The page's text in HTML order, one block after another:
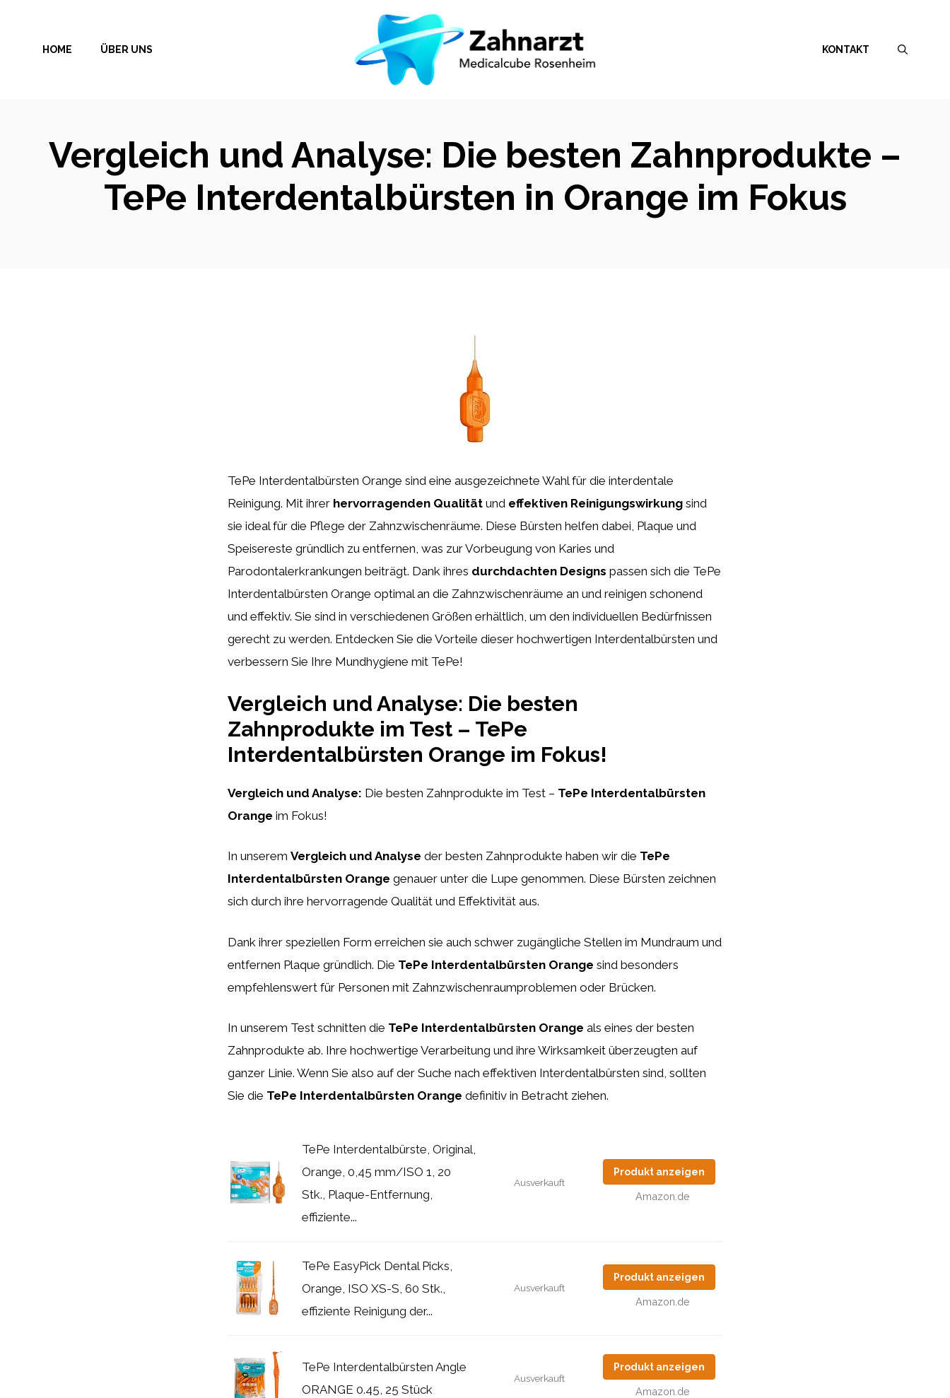
springenHOME ÜBER UNS KONTAKT
Vergleich und Analyse: Die besten Zahnprodukte –
TePe Interdentalbürsten in Orange im Fokus
TePe Interdentalbürsten Orange sind eine ausgezeichnete Wahl für die interdentale
Reinigung. Mit ihrer hervorragenden Qualität und effektiven Reinigungswirkung sind
sie ideal für die Pflege der Zahnzwischenräume. Diese Bürsten helfen dabei, Plaque und
Speisereste gründlich zu entfernen, was zur Vorbeugung von Karies und
Parodontalerkrankungen beiträgt. Dank ihres durchdachten Designs passen sich die TePe
Interdentalbürsten Orange optimal an die Zahnzwischenräume an und reinigen schonend
und effektiv. Sie sind in verschiedenen Größen erhältlich, um den individuellen Bedürfnissen
gerecht zu werden. Entdecken Sie die Vorteile dieser hochwertigen Interdentalbürsten und
verbessern Sie Ihre Mundhygiene mit TePe!
Vergleich und Analyse: Die besten
Zahnprodukte im Test – TePe
Interdentalbürsten Orange im Fokus!
Vergleich und Analyse: Die besten Zahnprodukte im Test – TePe Interdentalbürsten
Orange im Fokus!
In unserem Vergleich und Analyse der besten Zahnprodukte haben wir die TePe
Interdentalbürsten Orange genauer unter die Lupe genommen. Diese Bürsten zeichnen
sich durch ihre hervorragende Qualität und Effektivität aus.
Dank ihrer speziellen Form erreichen sie auch schwer zugängliche Stellen im Mundraum und
entfernen Plaque gründlich. Die TePe Interdentalbürsten Orange sind besonders
empfehlenswert für Personen mit Zahnzwischenraumproblemen oder Brücken.
In unserem Test schnitten die TePe Interdentalbürsten Orange als eines der besten
Zahnprodukte ab. Ihre hochwertige Verarbeitung und ihre Wirksamkeit überzeugten auf
ganzer Linie. Wenn Sie also auf der Suche nach effektiven Interdentalbürsten sind, sollten
Sie die TePe Interdentalbürsten Orange definitiv in Betracht ziehen.
TePe Interdentalbürste, Original,
Orange, 0,45 mm/ISO 1, 20
Stk., Plaque-Entfernung,
effiziente...
Ausverkauft
Produkt anzeigen
Amazon.de
TePe EasyPick Dental Picks,
Orange, ISO XS-S, 60 Stk.,
effiziente Reinigung der...
Ausverkauft
Produkt anzeigen
Amazon.de
TePe Interdentalbürsten Angle
ORANGE 0.45, 25 Stück
Ausverkauft
Produkt anzeigen
Amazon.de